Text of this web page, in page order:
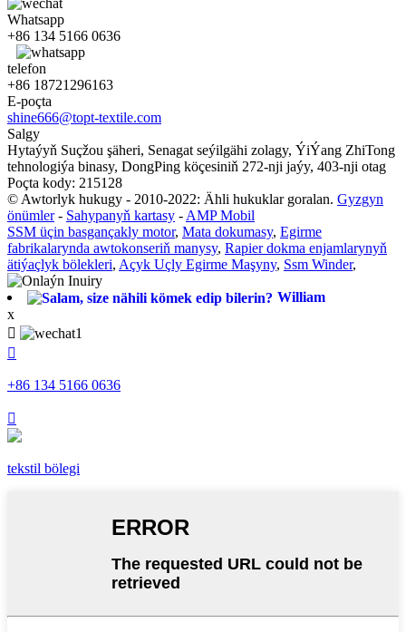
Whatsapp
+86 134 5166 0636
telefon
+86 18721296163
E-poçta
shine666@topt-textile.com
Salgy
Hytaýyň Suçžou şäheri, Senagat seýilgähi zolagy, ÝiÝang ZhiTong
tehnologiýa binasy, DongPing köçesiniň 272-nji jaýy, 403-nji otag
Poçta kody: 215128
© Awtorlyk hukugy - 2010-2022: Ähli hukuklar goralan. Gyzgyn
önümler- Sahypanyň kartasy - AMP Mobil
SSM üçin basgançakly motor, Mata dokumasy, Egirme
fabrikalarynda awtokonseriň manysy, Rapier dokma enjamlarynyň
ätiýaçlyk bölekleri, Açyk Uçly Egirme Maşyny, Ssm Winder,
William
x


+86 134 5166 0636

tekstil bölegi